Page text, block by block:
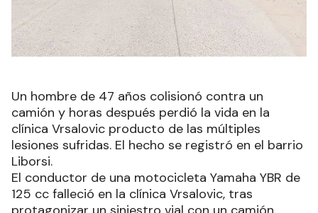
Un hombre de 47 años colisionó contra un
camión y horas después perdió la vida en la
clínica Vrsalovic producto de las múltiples
lesiones sufridas. El hecho se registró en el barrio
Liborsi.
El conductor de una motocicleta Yamaha YBR de
125 cc falleció en la clínica Vrsalovic, tras